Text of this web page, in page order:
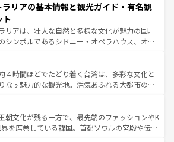
オーリンズでは、音楽と美食が融合した独特の
。旅行者はアメリカの各地域で異なる魅力を楽
、その多様性と豊かな歴史を感じることができ
車でのロードトリップや列車の旅も、アメリカ
逃せない。また、定番の観光地といえばオアフ
かな自然を求めるならマウイ島やカウアイ島が
エメラルドグリーンに輝く海をはじめ、豊かな
が息づいている。「アロハスピリット」と呼ば
しいローカルフードやハワイアンミュージッ
なフラダンスなど、すべてがハワイの魅力を彩
訪れるたびに新しい発見と感動が待っているハ
ツ一覧
ラリアの基本情報と観光ガイド・有名観
ト
リアは、壮大な自然と多様な文化が魅力の国。
シンボルであるシドニー・オペラハウス、オー
や大陸中央部にそびえるウルル（エアーズロッ
マニアの美しい原生林やケアンズの熱帯雨林な
ろがたくさん。また、カフェやワイン、オージ
ティビティも充実しており、サーフィンやダイ
イキングなど、アウトドア好きにはたまらな
トラリアの多彩な魅力を存分に味わいつくそ
４時間ほどでたどり着く台湾は、多彩な文化と
なす魅力的な観光地。活気あふれる大都市の台
つな山岳地帯である台湾東部など、都市の喧騒
けさが共存しており、訪れる人に新しい発見と
らしてくれる。また、奥深い台湾の食文化も魅
朝文化が残る一方で、最先端のファッションやK
を席巻している韓国。首都ソウルの宮殿や伝統